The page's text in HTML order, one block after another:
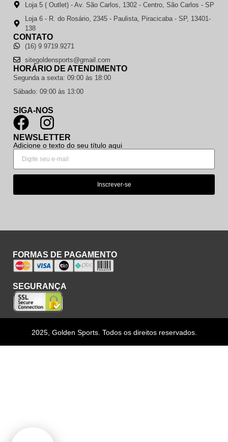
Loja 5 ( Outlet) - Av. São Carlos, 1302 - Centro, São Carlos - SP
Loja 6 - R. do Rosário, 2345 - Paulista, Piracicaba - SP, 13401-
138
CONTATO
(16) 9 9719.9271
sitegoldensports@gmail.com
HORÁRIO DE ATENDIMENTO
Segunda a sexta: 09:00 às 18:00
Sábado: 09:00 às 13:00
SIGA-NOS
NEWSLETTER
Adicione o texto do seu título aqui
Inscrever-se
FORMAS DE PAGAMENTO
SEGURANÇA
2025, Golden Sports. Todos os direitos reservados.